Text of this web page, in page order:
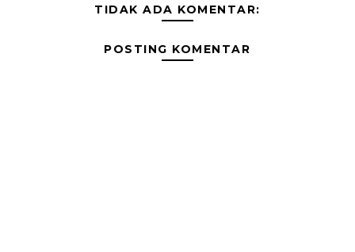
TIDAK ADA KOMENTAR:
POSTING KOMENTAR